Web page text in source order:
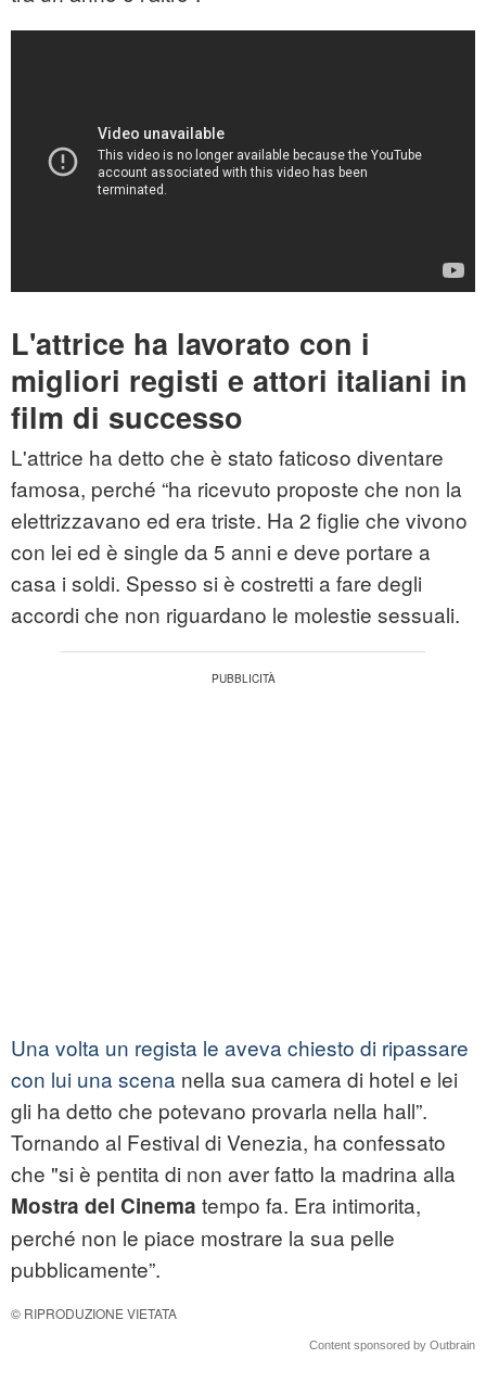
L'attrice ha lavorato con i
migliori registi e attori italiani in
film di successo
L'attrice ha detto che è stato faticoso diventare
famosa, perché “ha ricevuto proposte che non la
elettrizzavano ed era triste. Ha 2 figlie che vivono
con lei ed è single da 5 anni e deve portare a
casa i soldi. Spesso si è costretti a fare degli
accordi che non riguardano le molestie sessuali.
Una volta un regista le aveva chiesto di ripassare
con lui una scena nella sua camera di hotel e lei
gli ha detto che potevano provarla nella hall”.
Tornando al Festival di Venezia, ha confessato
che "si è pentita di non aver fatto la madrina alla
Mostra del Cinema tempo fa. Era intimorita,
perché non le piace mostrare la sua pelle
pubblicamente”.
© RIPRODUZIONE VIETATA
Content sponsored by Outbrain